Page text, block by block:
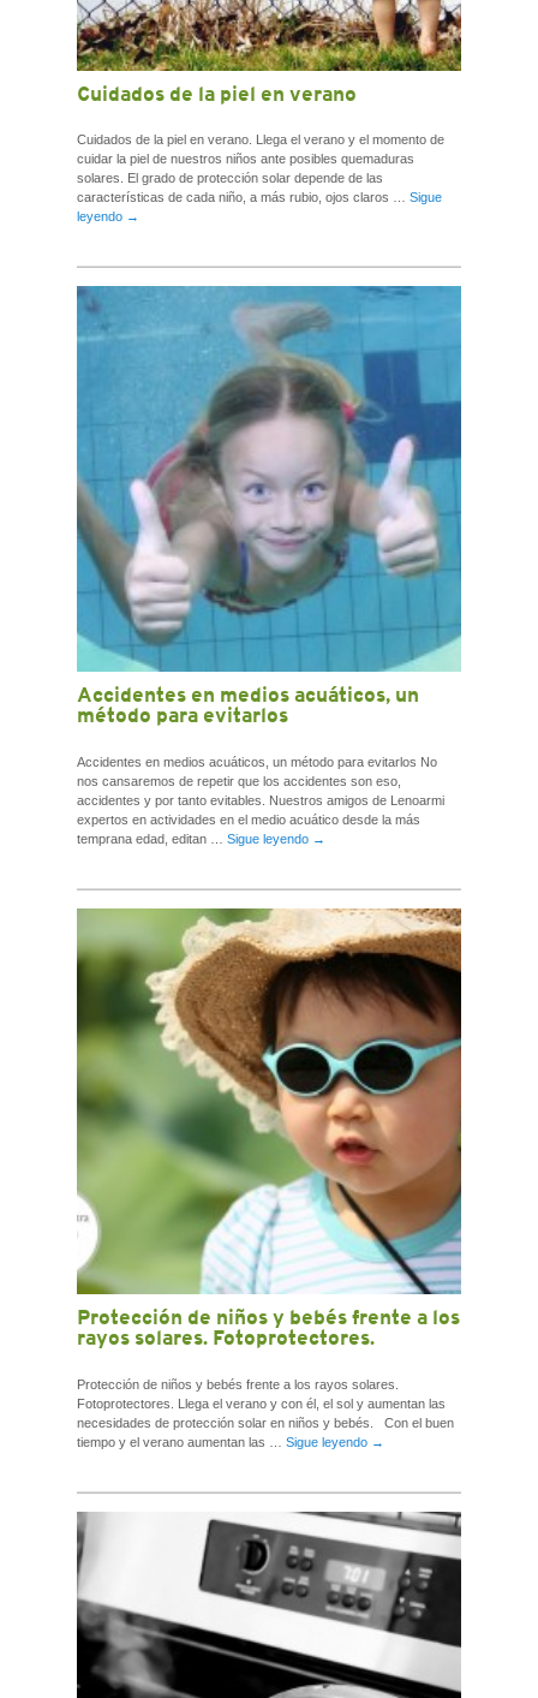
Cuidados de la piel en verano
Cuidados de la piel en verano. Llega el verano y el momento de
cuidar la piel de nuestros niños ante posibles quemaduras
solares. El grado de protección solar depende de las
características de cada niño, a más rubio, ojos claros … Sigue
leyendo →
Accidentes en medios acuáticos, un
método para evitarlos
Accidentes en medios acuáticos, un método para evitarlos No
nos cansaremos de repetir que los accidentes son eso,
accidentes y por tanto evitables. Nuestros amigos de Lenoarmi
expertos en actividades en el medio acuático desde la más
temprana edad, editan … Sigue leyendo →
Protección de niños y bebés frente a los
rayos solares. Fotoprotectores.
Protección de niños y bebés frente a los rayos solares.
Fotoprotectores. Llega el verano y con él, el sol y aumentan las
necesidades de protección solar en niños y bebés. Con el buen
tiempo y el verano aumentan las … Sigue leyendo →